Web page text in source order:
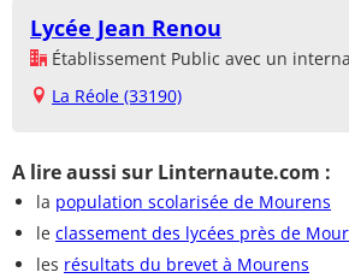
Lycée Jean Renou
Établissement Public avec un
La Réole (33190)
A lire aussi sur Linternaute.com :
la population scolarisée de Mourens
le classement des lycées près de
les résultats du brevet à Mourens